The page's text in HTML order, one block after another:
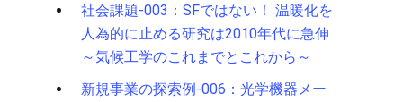
社会課題-003：SFではない！ 温暖化を
人為的に止める研究は2010年代に急伸
～気候工学のこれまでとこれから～
新規事業の探索例-006：光学機器メー